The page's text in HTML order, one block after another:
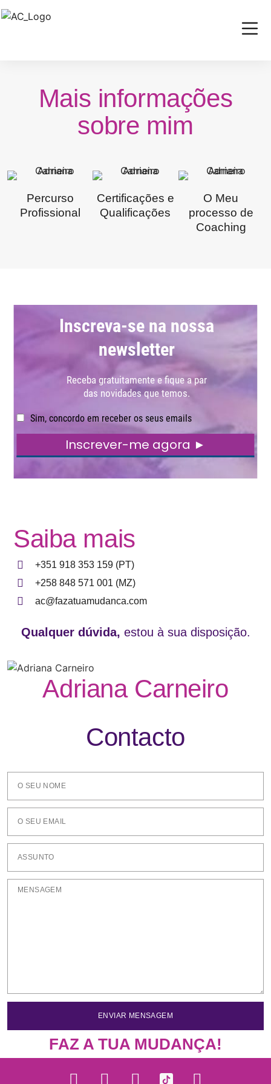
Mais informações
sobre mim
Percurso
Profissional
Certificações e
Qualificações
O Meu
processo de
Coaching
Saiba mais
+351 918 353 159 (PT)
+258 848 571 001 (MZ)
ac@fazatuamudanca.com
Qualquer dúvida, estou à sua disposição.
Adriana Carneiro
Contacto
ENVIAR MENSAGEM
FAZ A TUA MUDANÇA!